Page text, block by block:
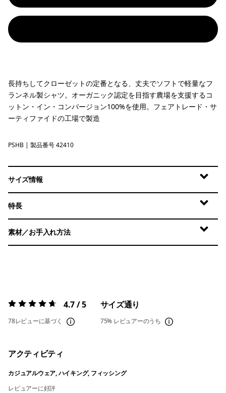
長持ちしてクローゼットの定番となる、丈夫でソフトで軽量なフ
ランネル製シャツ。オーガニック認定を目指す農場を支援するコ
ットン・イン・コンバージョン100%を使用。フェアトレード・サ
ーティファイドの工場で製造
Prime: Shore Blue
PSHB | 製品番号 42410
サイズ情報
特長
素材／お手入れ方法
評価:4.7 / 5 4.7 / 5
78レビューに基づく
サイズ通り
75% レビュアーのうち
アクティビティ
カジュアルウェア, ハイキング, フィッシング
レビュアーに好評